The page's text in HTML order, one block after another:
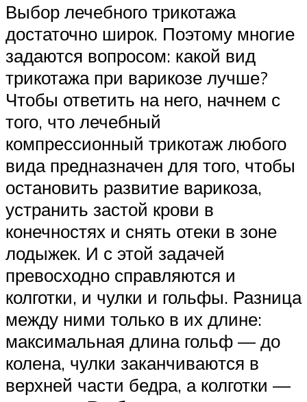
Выбор лечебного трикотажа
достаточно широк. Поэтому многие
задаются вопросом: какой вид
трикотажа при варикозе лучше?
Чтобы ответить на него, начнем с
того, что лечебный
компрессионный трикотаж любого
вида предназначен для того, чтобы
остановить развитие варикоза,
устранить застой крови в
конечностях и снять отеки в зоне
лодыжек. И с этой задачей
превосходно справляются и
колготки, и чулки и гольфы. Разница
между ними только в их длине:
максимальная длина гольф — до
колена, чулки заканчиваются в
верхней части бедра, а колготки —